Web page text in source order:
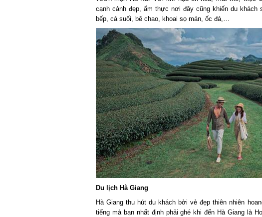
cạnh cảnh đẹp, ẩm thực nơi đây cũng khiến du khách
bếp, cá suối, bê chao, khoai sọ mán, ốc đá,…
Du lịch Hà Giang
Hà Giang thu hút du khách bởi vẻ đẹp thiên nhiên
tiếng mà bạn nhất định phải ghé khi đến Hà Giang là